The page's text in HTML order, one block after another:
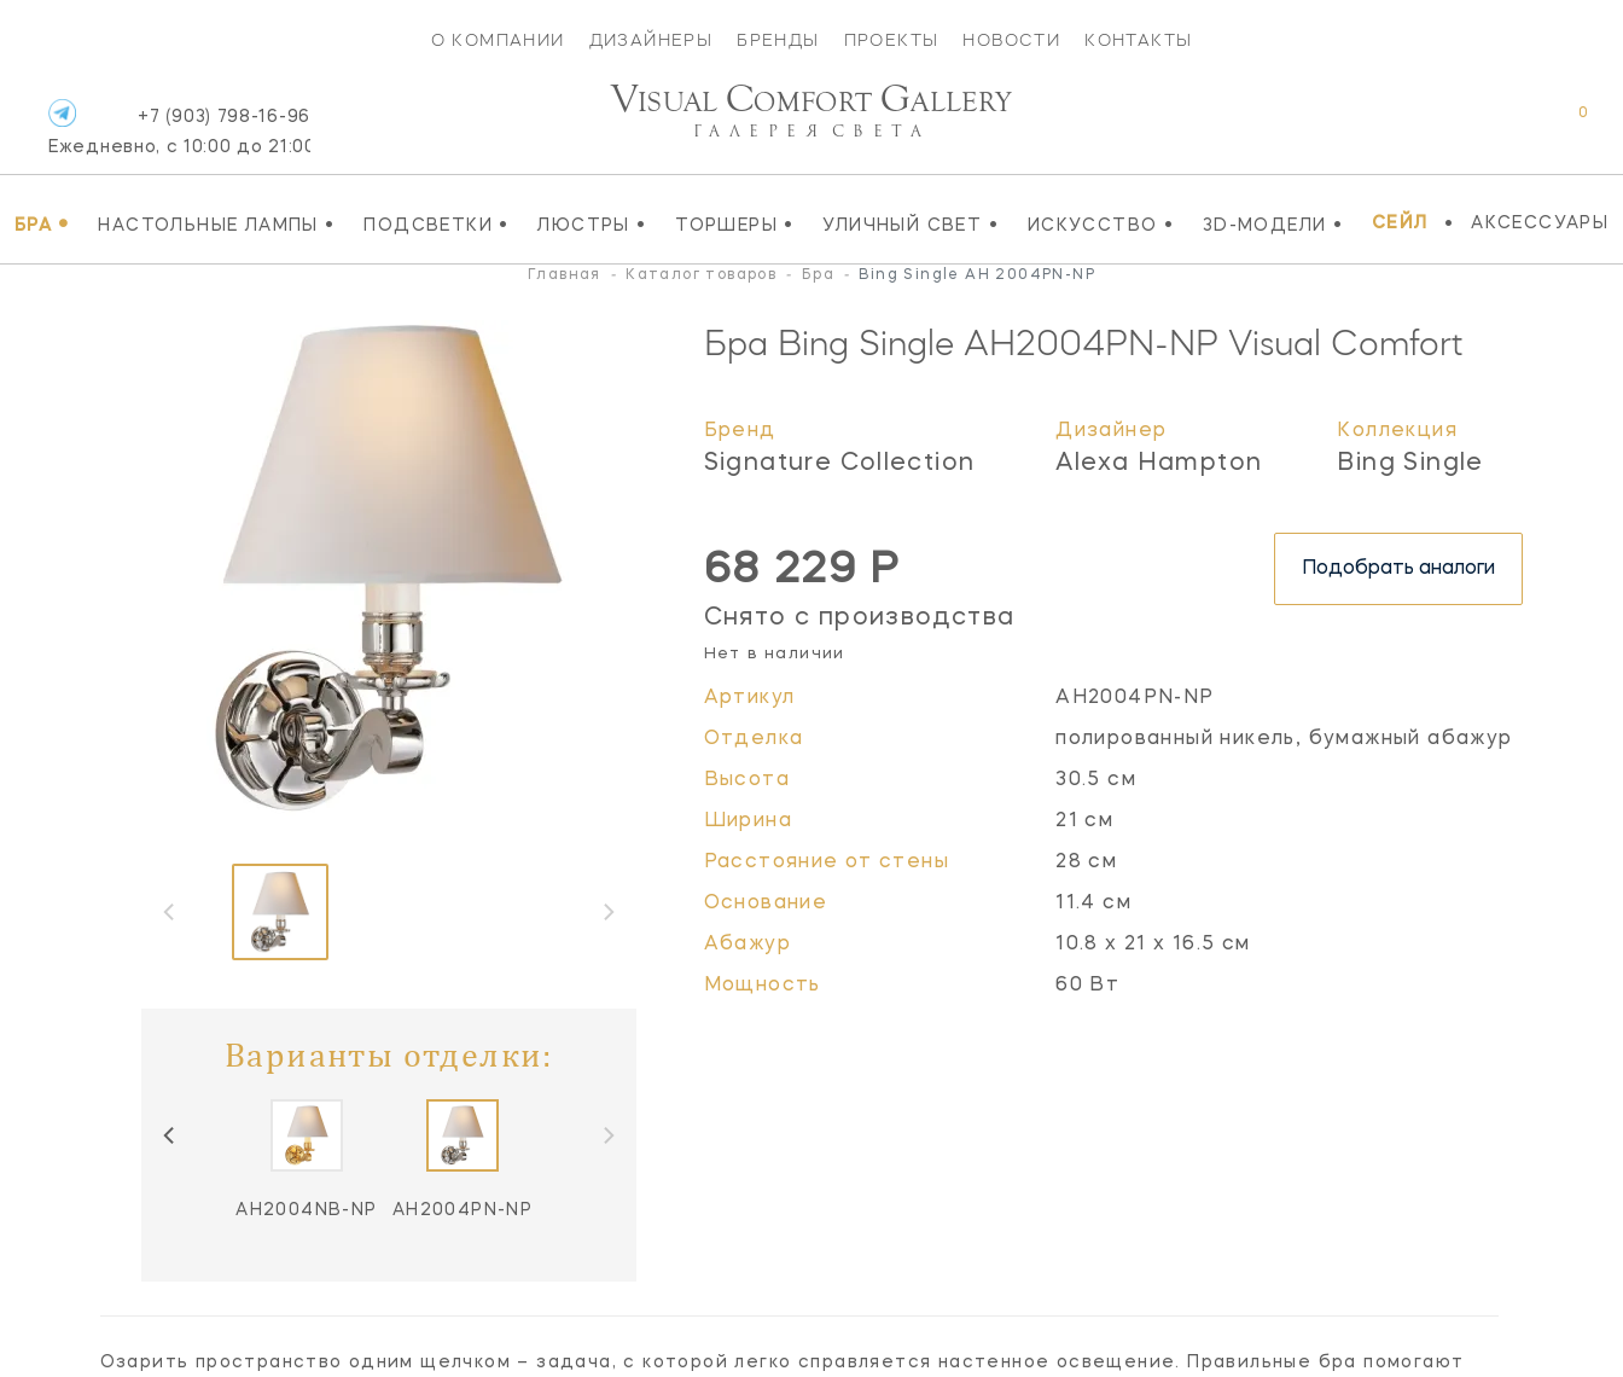
О КОМПАНИИ ДИЗАЙНЕРЫ БРЕНДЫ ПРОЕКТЫ НОВОСТИ КОНТАКТЫ
БРА • НАСТОЛЬНЫЕ ЛАМПЫ • ПОДСВЕТКИ • ЛЮСТРЫ • ТОРШЕРЫ • УЛИЧНЫЙ СВЕТ • ИСКУССТВО • 3D-МОДЕЛИ • СЕЙЛ • АКСЕССУАРЫ
+7 (903) 798-16-96
Ежедневно, с 10:00 до 21:00
0
VISUAL COMFORT GALLERY
ГАЛЕРЕЯ СВЕТА
Главная - Каталог товаров - Бра - Bing Single AH 2004PN-NP
Варианты отделки:
AH2004NB-NP AH2004PN-NP
Бра Bing Single AH2004PN-NP Visual Comfort
Бренд
Signature Collection
Дизайнер
Alexa Hampton
Коллекция
Bing Single
68 229 Р
Снято с производства
Нет в наличии
Подобрать аналоги
Артикул AH2004PN-NP
Отделка полированный никель, бумажный абажур
Высота 30.5 см
Ширина 21 см
Расстояние от стены 28 см
Основание 11.4 см
Абажур 10.8 х 21 х 16.5 см
Мощность 60 Вт
Озарить пространство одним щелчком – задача, с которой легко справляется настенное освещение. Правильные бра помогают